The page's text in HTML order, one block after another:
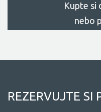
Kupte
nebo
REZERVUJTE SI